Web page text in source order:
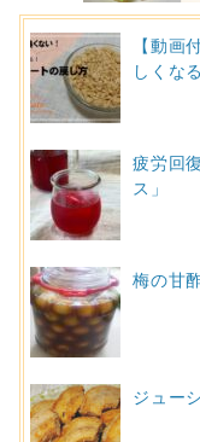
【動画
しくな
疲労回
ス」
梅の甘
ジュー